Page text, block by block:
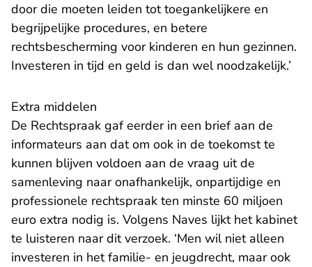
door die moeten leiden tot toegankelijkere en
begrijpelijke procedures, en betere
rechtsbescherming voor kinderen en hun gezinnen.
Investeren in tijd en geld is dan wel noodzakelijk.’
Extra middelen
De Rechtspraak gaf eerder in een brief aan de
informateurs aan dat om ook in de toekomst te
kunnen blijven voldoen aan de vraag uit de
samenleving naar onafhankelijk, onpartijdige en
professionele rechtspraak ten minste 60 miljoen
euro extra nodig is. Volgens Naves lijkt het kabinet
te luisteren naar dit verzoek. ‘Men wil niet alleen
investeren in het familie- en jeugdrecht, maar ook